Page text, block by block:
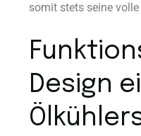
somit stets seine
Design